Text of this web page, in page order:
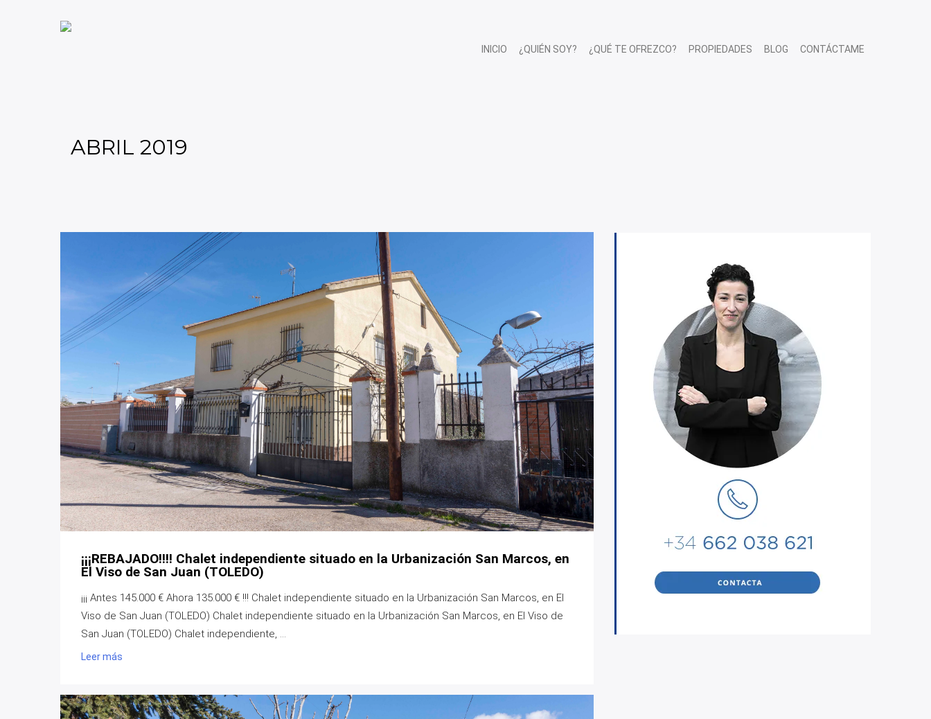
INICIO ¿QUIÉN SOY? ¿QUÉ TE OFREZCO? PROPIEDADES BLOG CONTÁCTAME
ABRIL 2019
¡¡¡REBAJADO!!!! Chalet independiente situado en la Urbanización San Marcos, en
El Viso de San Juan (TOLEDO)
¡¡¡ Antes 145.000 € Ahora 135.000 € !!! Chalet independiente situado en la Urbanización San Marcos, en El
Viso de San Juan (TOLEDO) Chalet independiente situado en la Urbanización San Marcos, en El Viso de
San Juan (TOLEDO) Chalet independiente, ...
Leer más